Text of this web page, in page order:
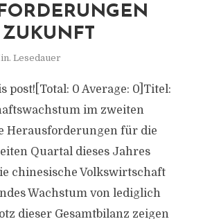
Lesedauer
post![Total: 0 Average: 0]Titel:
im zweiten
Herausforderungen für die
Quartal dieses Jahres
chinesische Volkswirtschaft
Wachstum von lediglich
dieser Gesamtbilanz zeigen